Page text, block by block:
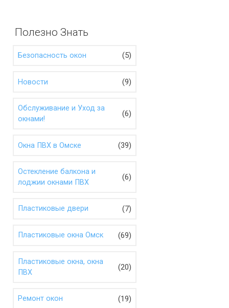
Полезно Знать
Безопасность окон (5)
Новости (9)
Обслуживание и Уход за
окнами!
(6)
Окна ПВХ в Омске (39)
Остекление балкона и
лоджии окнами ПВХ
(6)
Пластиковые двери (7)
Пластиковые окна Омск (69)
Пластиковые окна, окна
ПВХ
(20)
Ремонт окон (19)